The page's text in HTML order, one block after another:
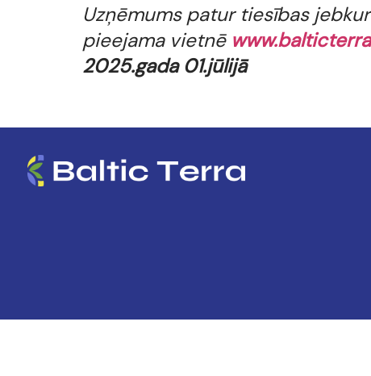
Uzņēmums patur tiesības
pieejama vietnē
2025.gada 01.jūlijā